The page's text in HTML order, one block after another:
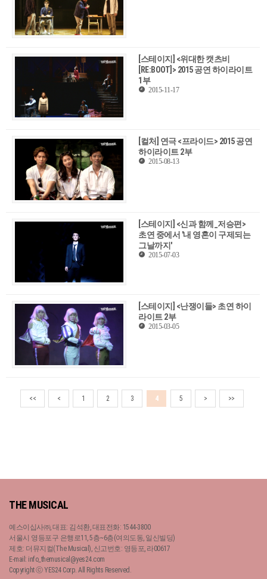
[스테이지] <위대한 캣츠비
[RE:BOOT]> 2015 공연 하이라이트
1부
2015-11-17
[컬처] 연극 <프라이드> 2015 공연
하이라이트 2부
2015-08-13
[스테이지] <신과 함께_저승편>
초연 중에서 '내 영혼이 구제되는
그날까지'
2015-07-03
[스테이지] <난쟁이들> 초연 하이
라이트 2부
2015-03-05
<< < 1 2 3 4 5 > >>
THE MUSICAL
예스이십사㈜, 대표: 김석환, 대표전화: 1544-3800
서울시 영등포구 은행로11, 5층~6층(여의도동, 일신빌딩)
제호: 더뮤지컬(The Musical), 신고번호: 영등포, 라00617
E-mail: info_themusical@yes24.com
Copyright ⓒ YES24 Corp. All Rights Reserved.